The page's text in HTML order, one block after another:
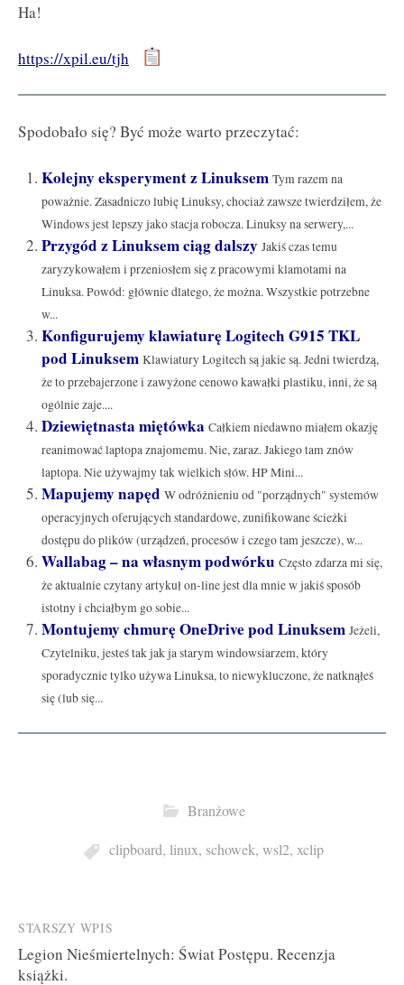
Ha!
https://xpil.eu/tjh
Spodobało się? Być może warto przeczytać:
Kolejny eksperyment z Linuksem Tym razem na
poważnie. Zasadniczo lubię Linuksy, chociaż zawsze twierdziłem, że
Windows jest lepszy jako stacja robocza. Linuksy na serwery,...
Przygód z Linuksem ciąg dalszy Jakiś czas temu
zaryzykowałem i przeniosłem się z pracowymi klamotami na
Linuksa. Powód: głównie dlatego, że można. Wszystkie potrzebne
w...
Konfigurujemy klawiaturę Logitech G915 TKL
pod Linuksem Klawiatury Logitech są jakie są. Jedni twierdzą,
że to przebajerzone i zawyżone cenowo kawałki plastiku, inni, że są
ogólnie zaje....
Dziewiętnasta miętówka Całkiem niedawno miałem okazję
reanimować laptopa znajomemu. Nie, zaraz. Jakiego tam znów
laptopa. Nie używajmy tak wielkich słów. HP Mini...
Mapujemy napęd W odróżnieniu od "porządnych" systemów
operacyjnych oferujących standardowe, zunifikowane ścieżki
dostępu do plików (urządzeń, procesów i czego tam jeszcze), w...
Wallabag – na własnym podwórku Często zdarza mi się,
że aktualnie czytany artykuł on-line jest dla mnie w jakiś sposób
istotny i chciałbym go sobie...
Montujemy chmurę OneDrive pod Linuksem Jeżeli,
Czytelniku, jesteś tak jak ja starym windowsiarzem, który
sporadycznie tylko używa Linuksa, to niewykluczone, że natknąłeś
się (lub się...
Branżowe
clipboard, linux, schowek, wsl2, xclip
Post
navigation
STARSZY WPIS
Legion Nieśmiertelnych: Świat Postępu. Recenzja
książki.